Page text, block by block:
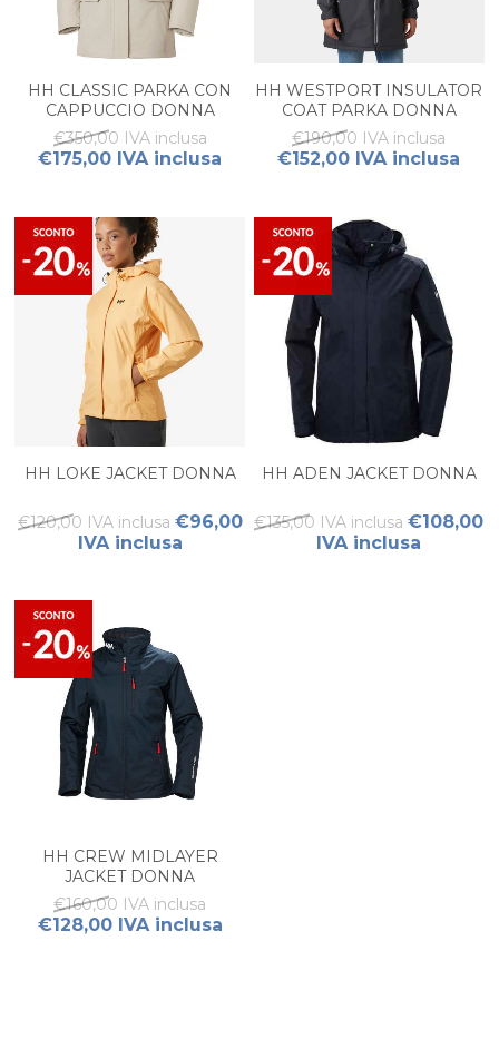
HH CLASSIC PARKA CON
CAPPUCCIO DONNA
€350,00 IVA inclusa
€175,00 IVA inclusa
HH WESTPORT INSULATOR
COAT PARKA DONNA
€190,00 IVA inclusa
€152,00 IVA inclusa
HH LOKE JACKET DONNA
€120,00 IVA inclusa €96,00
IVA inclusa
HH ADEN JACKET DONNA
€135,00 IVA inclusa €108,00
IVA inclusa
HH CREW MIDLAYER
JACKET DONNA
€160,00 IVA inclusa
€128,00 IVA inclusa